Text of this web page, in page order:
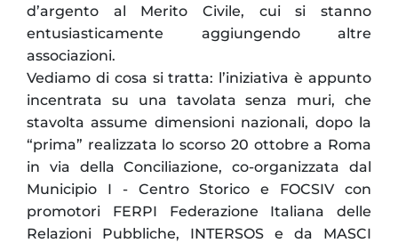
d’argento al Merito Civile, cui si stanno
entusiasticamente aggiungendo altre
associazioni.
Vediamo di cosa si tratta: l’iniziativa è appunto
incentrata su una tavolata senza muri, che
stavolta assume dimensioni nazionali, dopo la
“prima” realizzata lo scorso 20 ottobre a Roma
in via della Conciliazione, co-organizzata dal
Municipio I - Centro Storico e FOCSIV con
promotori FERPI Federazione Italiana delle
Relazioni Pubbliche, INTERSOS e da MASCI